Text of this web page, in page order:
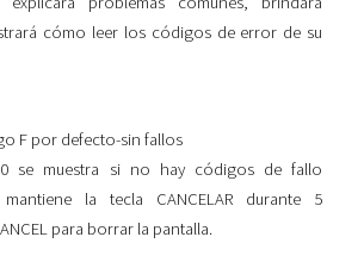
cómo leer los códigos de error de su
F por defecto-sin fallos
se muestra si no hay códigos de fallo
la tecla CANCELAR durante 5
para borrar la pantalla.